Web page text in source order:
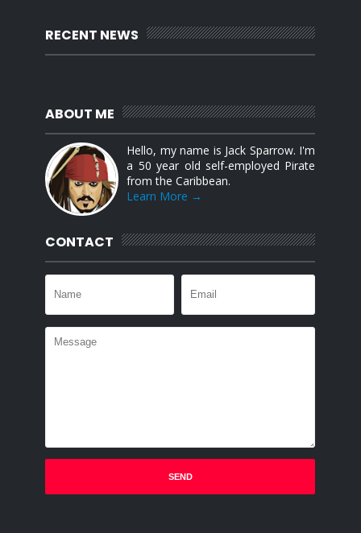
RECENT NEWS
ABOUT ME
Hello, my name is Jack Sparrow. I'm
a 50 year old self-employed Pirate
from the Caribbean.
Learn More →
CONTACT